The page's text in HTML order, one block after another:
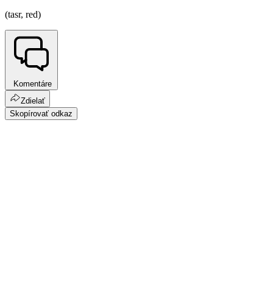
(tasr, red)
Komentáre
Zdielať
Skopírovať odkaz